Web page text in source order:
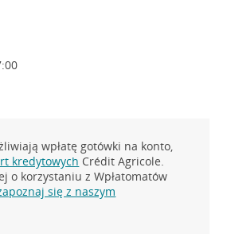
wpłatę gotówki na konto,
kredytowych Crédit Agricole.
o korzystaniu z Wpłatomatów
się z naszym